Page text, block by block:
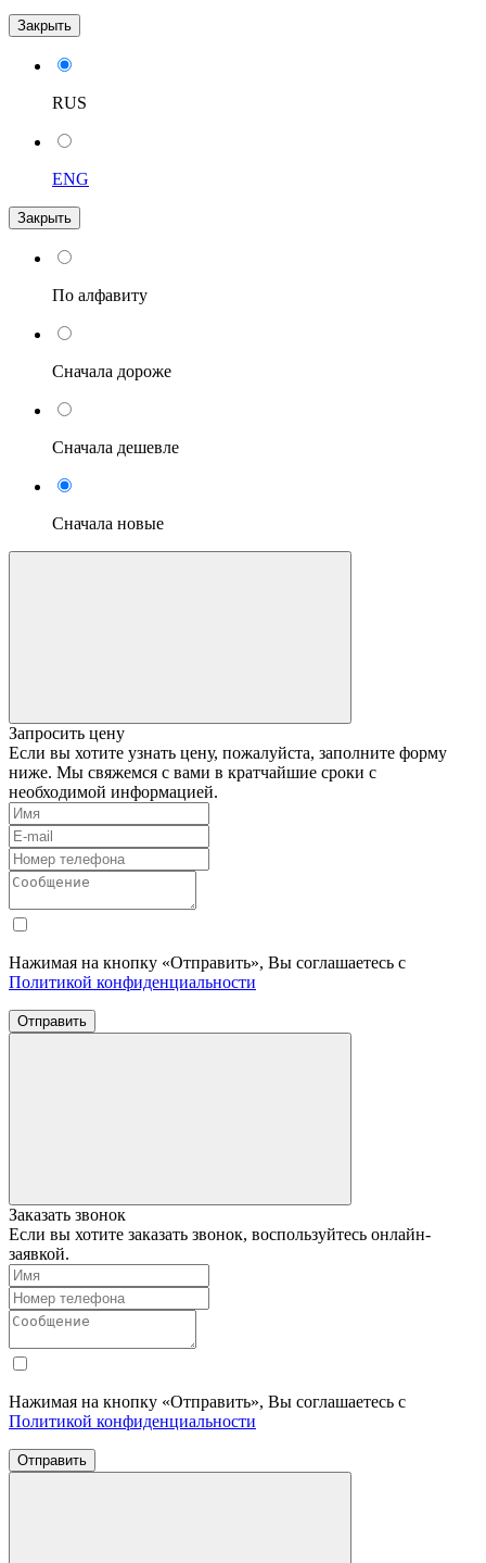
Закрыть
RUS
ENG
Закрыть
По алфавиту
Сначала дороже
Сначала дешевле
Сначала новые
Запросить цену
Если вы хотите узнать цену, пожалуйста, заполните форму
ниже. Мы свяжемся с вами в кратчайшие сроки с
необходимой информацией.
Нажимая на кнопку «Отправить», Вы соглашаетесь с
Политикой конфиденциальности
Отправить
Заказать звонок
Если вы хотите заказать звонок, воспользуйтесь онлайн-
заявкой.
Нажимая на кнопку «Отправить», Вы соглашаетесь с
Политикой конфиденциальности
Отправить